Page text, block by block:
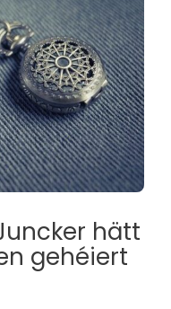
hätt
gehéiert